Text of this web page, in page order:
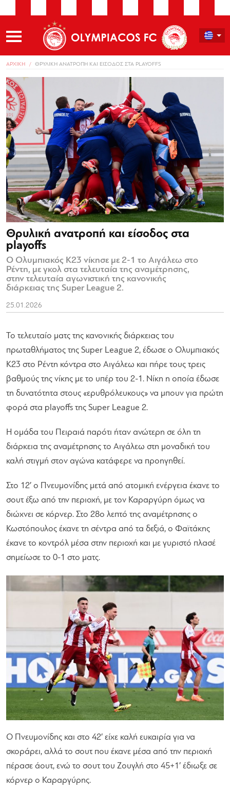
ΑΡΧΙΚΗ ΘΡΥΛΙΚΗ ΑΝΑΤΡΟΠΗ ΚΑΙ ΕΙΣΟΔΟΣ ΣΤΑ PLAYOFFS
Θρυλική ανατροπή και είσοδος στα
playoffs
Ο Ολυμπιακός Κ23 νίκησε με 2-1 το Αιγάλεω στο
Ρέντη, με γκολ στα τελευταία της αναμέτρησης,
στην τελευταία αγωνιστική της κανονικής
διάρκειας της Super League 2.
25.01.2026
Το τελευταίο ματς της κανονικής διάρκειας του
πρωταθλήματος της Super League 2, έδωσε ο Ολυμπιακός
Κ23 στο Ρέντη κόντρα στο Αιγάλεω και πήρε τους τρεις
βαθμούς της νίκης με το υπέρ του 2-1. Νίκη η οποία έδωσε
τη δυνατότητα στους «ερυθρόλευκους» να μπουν για πρώτη
φορά στα playoffs της Super League 2.
Η ομάδα του Πειραιά παρότι ήταν ανώτερη σε όλη τη
διάρκεια της αναμέτρησης το Αιγάλεω στη μοναδική του
καλή στιγμή στον αγώνα κατάφερε να προηγηθεί.
Στο 12′ ο Πνευμονίδης μετά από ατομική ενέργεια έκανε το
σουτ έξω από την περιοχή, με τον Καραργύρη όμως να
διώχνει σε κόρνερ. Στο 28ο λεπτό της αναμέτρησης ο
Κωστόπουλος έκανε τη σέντρα από τα δεξιά, ο Φαϊτάκης
έκανε το κοντρόλ μέσα στην περιοχή και με γυριστό πλασέ
σημείωσε το 0-1 στο ματς.
Ο Πνευμονίδης και στο 42′ είχε καλή ευκαιρία για να
σκοράρει, αλλά το σουτ που έκανε μέσα από την περιοχή
πέρασε άουτ, ενώ το σουτ του Ζουγλή στο 45+1′ έδιωξε σε
κόρνερ ο Καραργύρης.